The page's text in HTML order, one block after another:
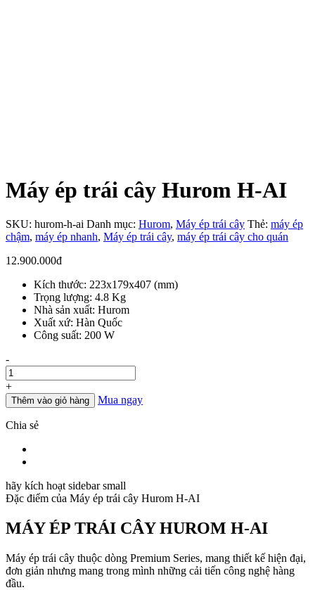
Máy ép trái cây Hurom H-AI
SKU: hurom-h-ai Danh mục: Hurom, Máy ép trái cây Thẻ: máy ép
chậm, máy ép nhanh, Máy ép trái cây, máy ép trái cây cho quán
12.900.000đ
Kích thước: 223x179x407 (mm)
Trọng lượng: 4.8 Kg
Nhà sản xuất: Hurom
Xuất xứ: Hàn Quốc
Công suất: 200 W
Số
lượng
-
+
Thêm vào giỏ hàng Mua ngay
Chia sẻ
hãy kích hoạt sidebar small
Đặc điểm của Máy ép trái cây Hurom H-AI
MÁY ÉP TRÁI CÂY HUROM H-AI
Máy ép trái cây thuộc dòng Premium Series, mang thiết kế hiện đại,
đơn giản nhưng mang trong mình những cải tiến công nghệ hàng
đầu.